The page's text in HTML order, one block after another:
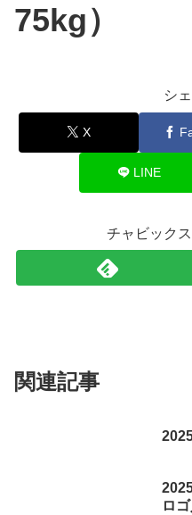
75kg）
シ
X
LINE
チャビック
関連記事
ロ